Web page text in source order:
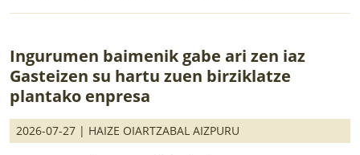
Ingurumen baimenik gabe ari zen iaz
Gasteizen su hartu zuen birziklatze
plantako enpresa
2026-07-27 | HAIZE OIARTZABAL AIZPURU